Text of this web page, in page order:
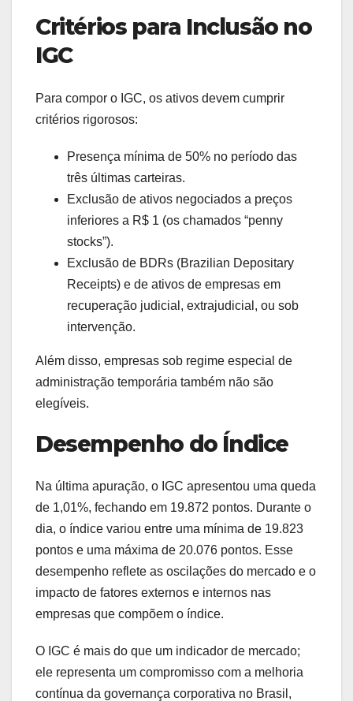
Critérios para Inclusão no
IGC
Para compor o IGC, os ativos devem cumprir
critérios rigorosos:
Presença mínima de 50% no período das
três últimas carteiras.
Exclusão de ativos negociados a preços
inferiores a R$ 1 (os chamados “penny
stocks”).
Exclusão de BDRs (Brazilian Depositary
Receipts) e de ativos de empresas em
recuperação judicial, extrajudicial, ou sob
intervenção.
Além disso, empresas sob regime especial de
administração temporária também não são
elegíveis.
Desempenho do Índice
Na última apuração, o IGC apresentou uma queda
de 1,01%, fechando em 19.872 pontos. Durante o
dia, o índice variou entre uma mínima de 19.823
pontos e uma máxima de 20.076 pontos. Esse
desempenho reflete as oscilações do mercado e o
impacto de fatores externos e internos nas
empresas que compõem o índice.
O IGC é mais do que um indicador de mercado;
ele representa um compromisso com a melhoria
contínua da governança corporativa no Brasil,